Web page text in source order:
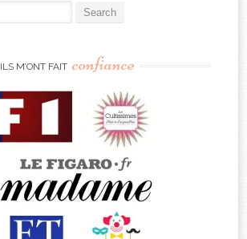
ILS M’ONT FAIT confiance